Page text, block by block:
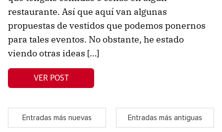
restaurante. Así que aquí van algunas
propuestas de vestidos que podemos ponernos
para tales eventos. No obstante, he estado
viendo otras ideas […]
VER POST
Entradas más nuevas Entradas más antiguas